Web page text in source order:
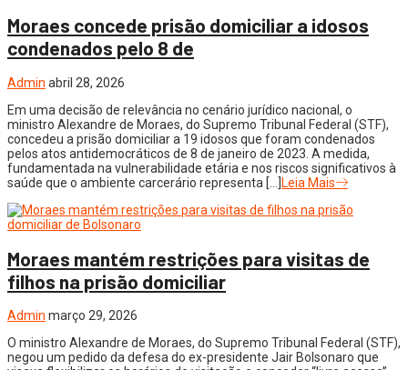
Moraes concede prisão domiciliar a idosos
condenados pelo 8 de
Admin abril 28, 2026
Em uma decisão de relevância no cenário jurídico nacional, o
ministro Alexandre de Moraes, do Supremo Tribunal Federal (STF),
concedeu a prisão domiciliar a 19 idosos que foram condenados
pelos atos antidemocráticos de 8 de janeiro de 2023. A medida,
fundamentada na vulnerabilidade etária e nos riscos significativos à
saúde que o ambiente carcerário representa […]Leia Mais
Moraes mantém restrições para visitas de
filhos na prisão domiciliar
Admin março 29, 2026
O ministro Alexandre de Moraes, do Supremo Tribunal Federal (STF),
negou um pedido da defesa do ex-presidente Jair Bolsonaro que